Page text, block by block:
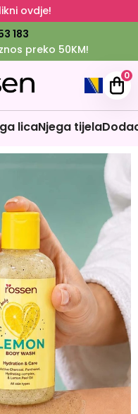
ovdje!
183
preko 50KM!
0
licaNjega tijela